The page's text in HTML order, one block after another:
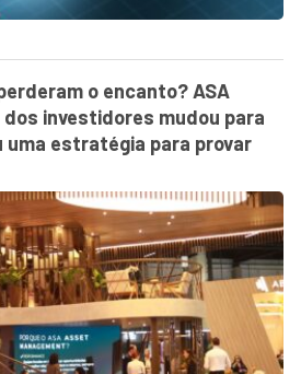
o encanto? ASA
investidores mudou para
uma estratégia para provar